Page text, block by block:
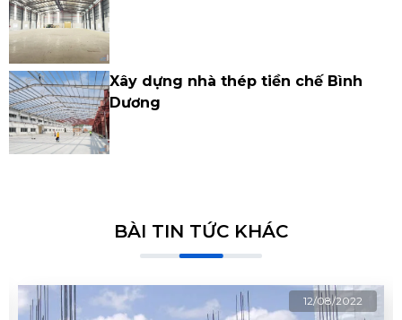
Xây dựng nhà thép tiền chế Bình
Dương
BÀI TIN TỨC KHÁC
12/08/2022